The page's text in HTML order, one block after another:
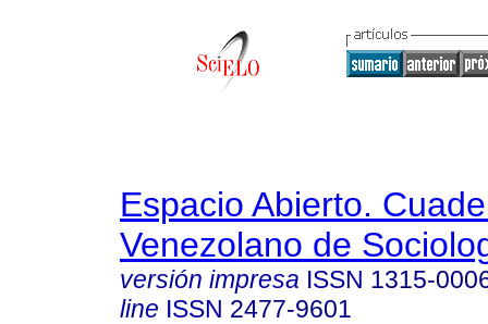
Espacio Abierto.
Venezolano de
versión impresa ISSN 1315-
line ISSN 2477-9601